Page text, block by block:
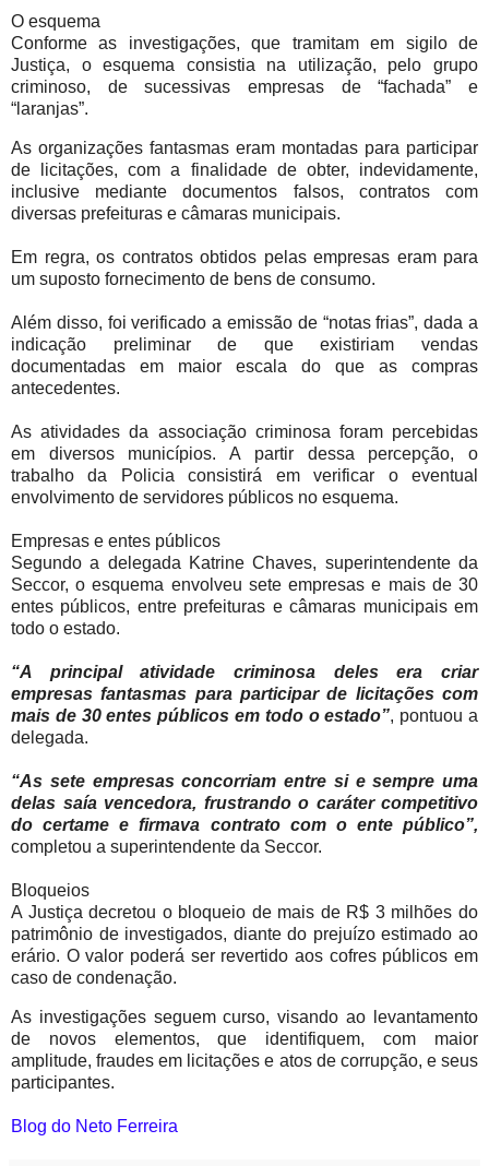
O esquema
Conforme as investigações, que tramitam em sigilo de
Justiça, o esquema consistia na utilização, pelo grupo
criminoso, de sucessivas empresas de “fachada” e
“laranjas”.
As organizações fantasmas eram montadas para participar
de licitações, com a finalidade de obter, indevidamente,
inclusive mediante documentos falsos, contratos com
diversas prefeituras e câmaras municipais.
Em regra, os contratos obtidos pelas empresas eram para
um suposto fornecimento de bens de consumo.
Além disso, foi verificado a emissão de “notas frias”, dada a
indicação preliminar de que existiriam vendas
documentadas em maior escala do que as compras
antecedentes.
As atividades da associação criminosa foram percebidas
em diversos municípios. A partir dessa percepção, o
trabalho da Policia consistirá em verificar o eventual
envolvimento de servidores públicos no esquema.
Empresas e entes públicos
Segundo a delegada Katrine Chaves, superintendente da
Seccor, o esquema envolveu sete empresas e mais de 30
entes públicos, entre prefeituras e câmaras municipais em
todo o estado.
“A principal atividade criminosa deles era criar
empresas fantasmas para participar de licitações com
mais de 30 entes públicos em todo o estado”, pontuou a
delegada.
“As sete empresas concorriam entre si e sempre uma
delas saía vencedora, frustrando o caráter competitivo
do certame e firmava contrato com o ente público”,
completou a superintendente da Seccor.
Bloqueios
A Justiça decretou o bloqueio de mais de R$ 3 milhões do
patrimônio de investigados, diante do prejuízo estimado ao
erário. O valor poderá ser revertido aos cofres públicos em
caso de condenação.
As investigações seguem curso, visando ao levantamento
de novos elementos, que identifiquem, com maior
amplitude, fraudes em licitações e atos de corrupção, e seus
participantes.
Blog do Neto Ferreira